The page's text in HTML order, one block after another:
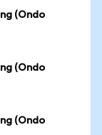
(Ondo
(Ondo
(Ondo